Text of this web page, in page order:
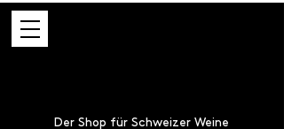
Der Shop für Schweizer Weine